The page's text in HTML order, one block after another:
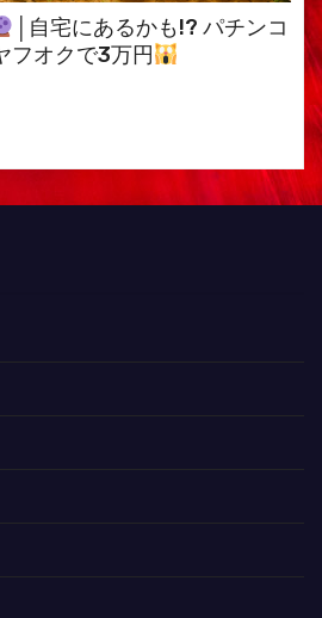
│自宅にあるかも!? パチンコ
フオクで3万円